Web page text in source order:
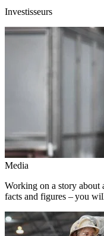
Investisseurs
Media
Working on a story about
facts and figures – you